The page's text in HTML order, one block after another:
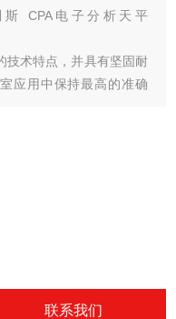
斯 CPA电子分析天平
技术特点，并具有坚固耐
应用中保持最高的准确
联系我们